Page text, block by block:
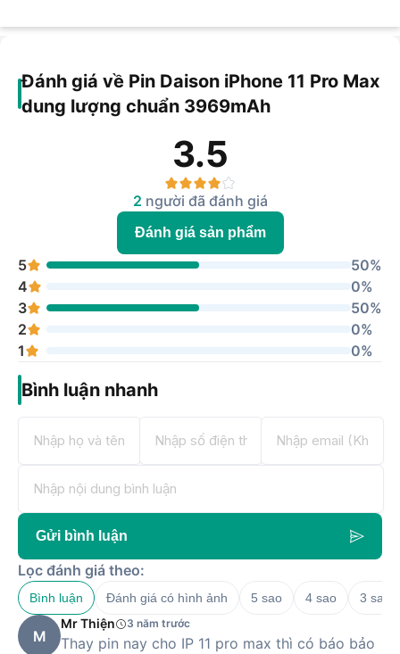
Đánh giá về Pin Daison iPhone 11 Pro Max
dung lượng chuẩn 3969mAh
3.5
2 người đã đánh giá
Đánh giá sản phẩm
5
50%
4
0%
3
50%
2
0%
1
0%
Bình luận nhanh
Gửi bình luận
Lọc đánh giá theo:
Bình luận Đánh giá có hình ảnh 5 sao 4 sao 3 sao
M
Mr Thiện 3 năm trước
Thay pin nay cho IP 11 pro max thì có báo bảo